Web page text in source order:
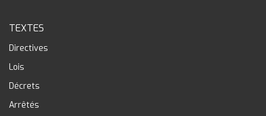
TEXTES
Directives
Lois
Décrets
Arrêtés